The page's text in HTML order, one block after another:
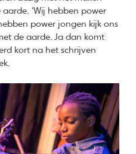
‘Wij hebben power
power jongen kijk ons
de aarde. Ja dan komt
kort na het schrijven